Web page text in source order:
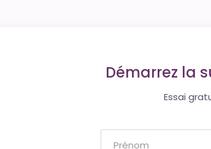
Démarrez la
Essai